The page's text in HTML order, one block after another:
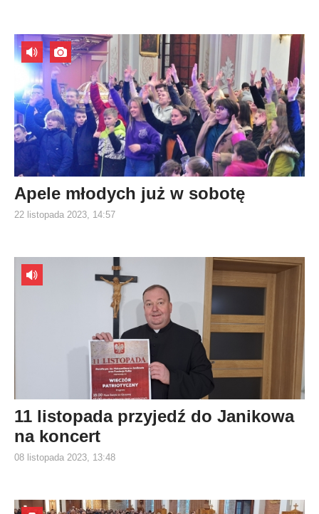
Apele młodych już w sobotę
22 listopada 2023, 14:57
11 listopada przyjedź do Janikowa
na koncert
08 listopada 2023, 13:48